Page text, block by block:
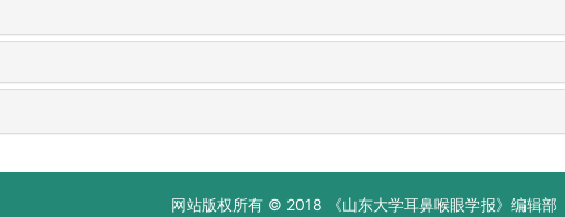
网站版权所有 © 2018 《山东大学耳鼻喉眼学报》编辑部